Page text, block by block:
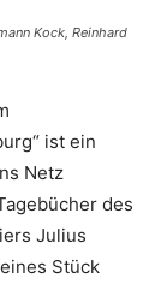
Kock, Reinhard
ist ein
Netz
des
Julius
Stück